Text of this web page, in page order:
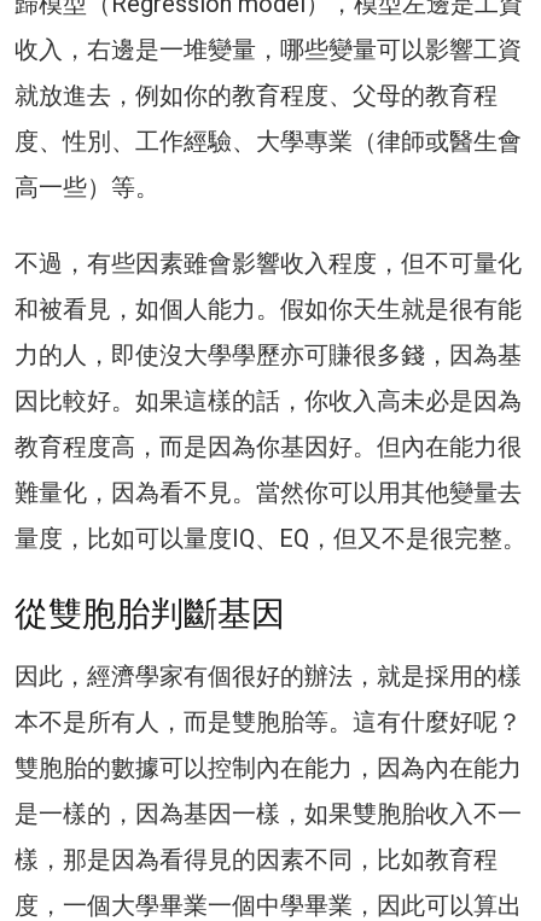
收入，右邊是一堆變量，哪些變量可以影響工資
就放進去，例如你的教育程度、父母的教育程
度、性別、工作經驗、大學專業（律師或醫生會
高一些）等。
不過，有些因素雖會影響收入程度，但不可量化
和被看見，如個人能力。假如你天生就是很有能
力的人，即使沒大學學歷亦可賺很多錢，因為基
因比較好。如果這樣的話，你收入高未必是因為
教育程度高，而是因為你基因好。但內在能力很
難量化，因為看不見。當然你可以用其他變量去
量度，比如可以量度IQ、EQ，但又不是很完整。
從雙胞胎判斷基因
因此，經濟學家有個很好的辦法，就是採用的樣
本不是所有人，而是雙胞胎等。這有什麼好呢？
雙胞胎的數據可以控制內在能力，因為內在能力
是一樣的，因為基因一樣，如果雙胞胎收入不一
樣，那是因為看得見的因素不同，比如教育程
度，一個大學畢業一個中學畢業，因此可以算出